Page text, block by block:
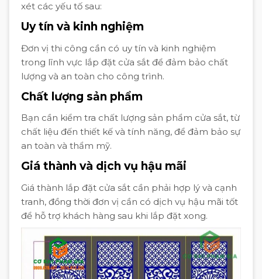
xét các yếu tố sau:
Uy tín và kinh nghiệm
Đơn vị thi công cần có uy tín và kinh nghiệm
trong lĩnh vực lắp đặt cửa sắt để đảm bảo chất
lượng và an toàn cho công trình.
Chất lượng sản phẩm
Bạn cần kiểm tra chất lượng sản phẩm cửa sắt, từ
chất liệu đến thiết kế và tính năng, để đảm bảo sự
an toàn và thẩm mỹ.
Giá thành và dịch vụ hậu mãi
Giá thành lắp đặt cửa sắt cần phải hợp lý và cạnh
tranh, đồng thời đơn vị cần có dịch vụ hậu mãi tốt
để hỗ trợ khách hàng sau khi lắp đặt xong.